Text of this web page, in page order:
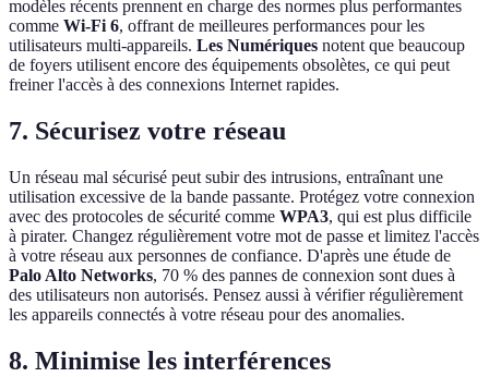
modèles récents prennent en charge des normes plus performantes
comme Wi-Fi 6, offrant de meilleures performances pour les
utilisateurs multi-appareils. Les Numériques notent que beaucoup
de foyers utilisent encore des équipements obsolètes, ce qui peut
freiner l'accès à des connexions Internet rapides.
7. Sécurisez votre réseau
Un réseau mal sécurisé peut subir des intrusions, entraînant une
utilisation excessive de la bande passante. Protégez votre connexion
avec des protocoles de sécurité comme WPA3, qui est plus difficile
à pirater. Changez régulièrement votre mot de passe et limitez l'accès
à votre réseau aux personnes de confiance. D'après une étude de
Palo Alto Networks, 70 % des pannes de connexion sont dues à
des utilisateurs non autorisés. Pensez aussi à vérifier régulièrement
les appareils connectés à votre réseau pour des anomalies.
8. Minimise les interférences